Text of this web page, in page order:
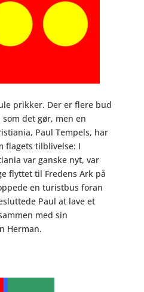
prikker. Der er flere bud
det gør, men en
Paul Tempels, har
flagets tilblivelse: I
var ganske nyt, var
flyttet til Fredens Ark på
en turistbus foran
Paul at lave et
med sin
Herman.